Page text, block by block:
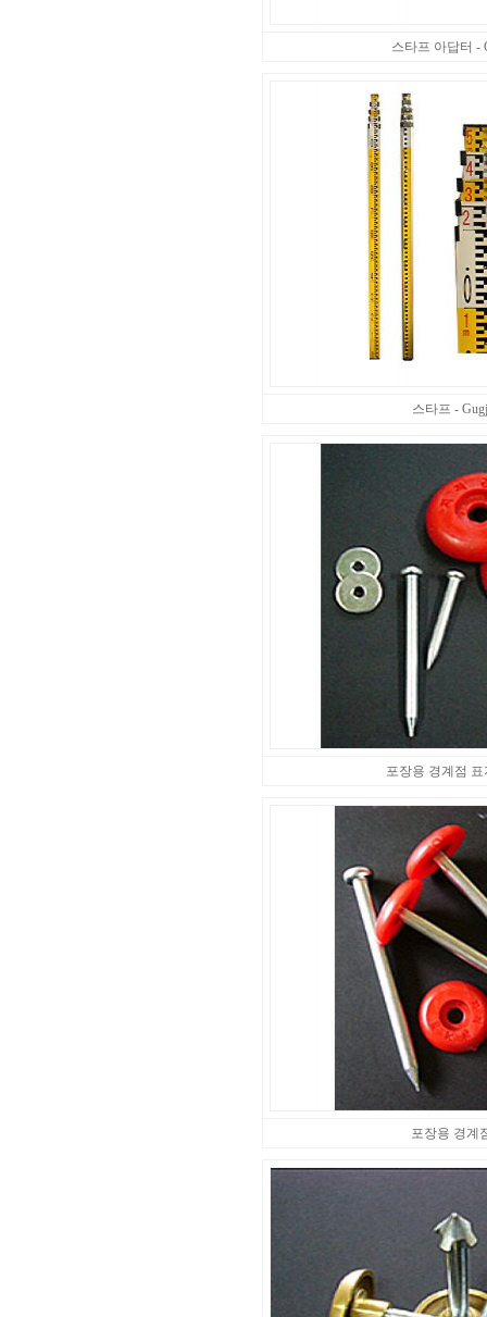
스타프 아답터 -
스타프 -
포장용 경계점 표
포장용 경계